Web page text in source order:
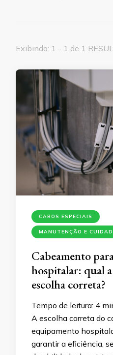
Exibindo: 1 - 1 de 1
CABOS ESPECIAIS
MANUTENÇÃO E
Cabeamento
hospitalar: qual
escolha correta?
Tempo de leitura: 4
A escolha correta do
equipamento
garantir a eficiência,